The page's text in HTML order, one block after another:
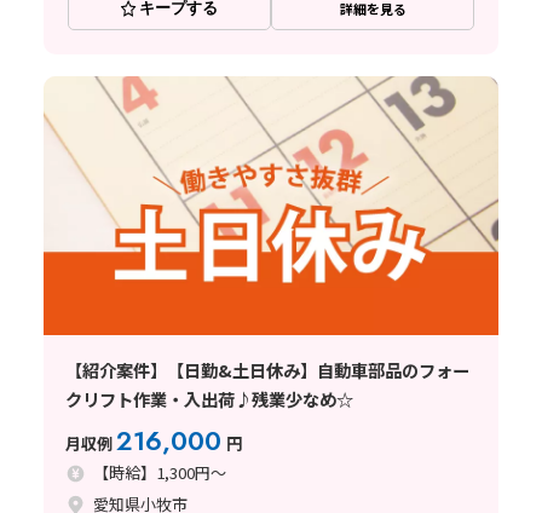
キープする 詳細を見る
【紹介案件】【日勤&土日休み】自動車部品のフォー
クリフト作業・入出荷♪残業少なめ☆
月収例216,000 円
【時給】1,300円～
愛知県小牧市